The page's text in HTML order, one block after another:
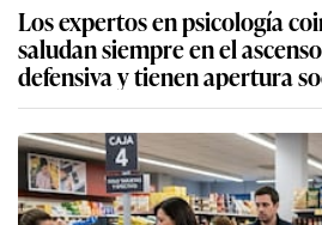
Los expertos en psicología
saludan siempre en el
defensiva y tienen apertura